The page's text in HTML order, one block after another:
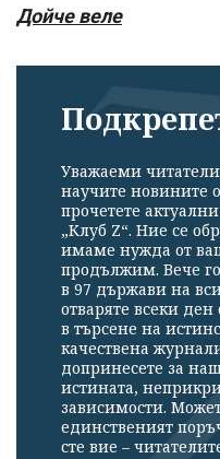
Дойче веле
Уважаеми
научите новините
прочетете
„Клуб Z“. Ние се
имаме нужда от
продължим. Вече
в 97 държави на
отваряте всеки
в търсене на
качествена
допринесете за
истината,
зависимости.
единственият
сте вие –